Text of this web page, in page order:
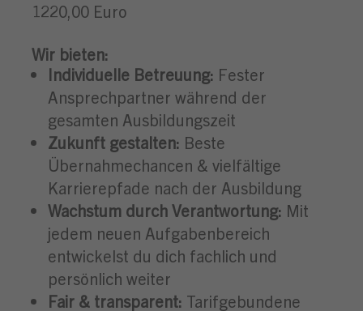
1220,00 Euro
Wir bieten:
Individuelle Betreuung: Fester
Ansprechpartner während der
gesamten Ausbildungszeit
Zukunft gestalten: Beste
Übernahmechancen & vielfältige
Karrierepfade nach der Ausbildung
Wachstum durch Verantwortung: Mit
jedem neuen Aufgabenbereich
entwickelst du dich fachlich und
persönlich weiter
Fair & transparent: Tarifgebundene